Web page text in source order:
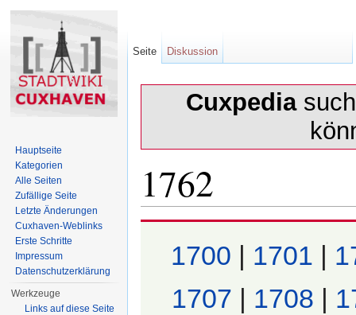
Cuxpedia
1762
1700 1701
1707
1708
Seite Diskussion
Hauptseite
Kategorien
Alle Seiten
Zufällige Seite
Letzte Änderungen
Cuxhaven-Weblinks
Erste Schritte
Impressum
Datenschutzerklärung
Werkzeuge
Links auf diese Seite